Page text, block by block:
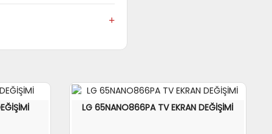
devam eder.
LG 65NANO866PA TV EKRAN DEĞİŞİMİ